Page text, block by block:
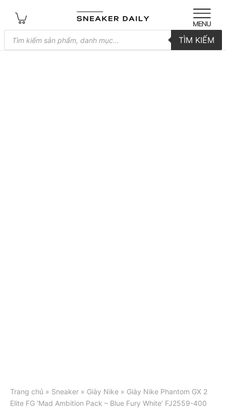
Tìm
kiếm
sản
TÌM KIẾM
Trang chủ » Sneaker » Giày Nike » Giày Nike Phantom GX 2
Elite FG ‘Mad Ambition Pack – Blue Fury White’ FJ2559-400